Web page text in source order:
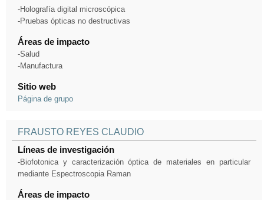
-Holografía digital microscópica
-Pruebas ópticas no destructivas
Áreas de impacto
-Salud
-Manufactura
Sitio web
Página de grupo
FRAUSTO REYES CLAUDIO
Líneas de investigación
-Biofotonica y caracterización óptica de materiales en particular
mediante Espectroscopia Raman
Áreas de impacto